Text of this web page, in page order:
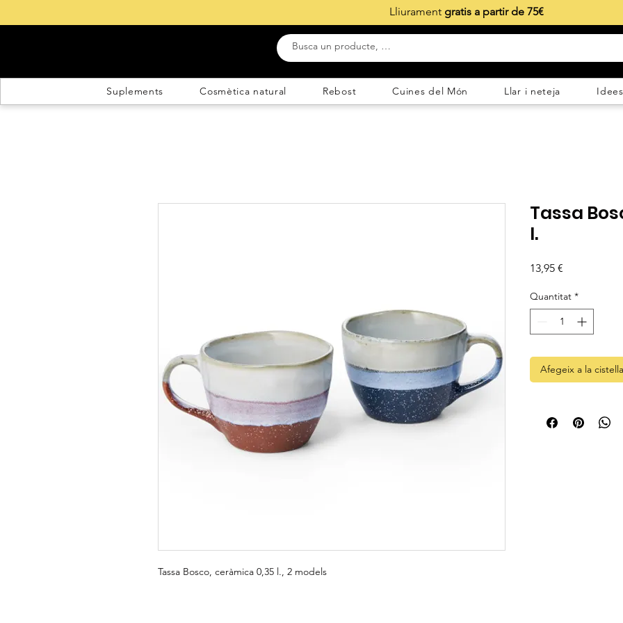
Lliurament gratis a partir de 75€
Suplements Cosmètica natural Rebost Cuines del Món Llar i neteja
Tassa Bosco, ceràmica 0,35 l., 2 models
Tassa
l.
13,95 €
Quantitat *
Afegeix a la cistella